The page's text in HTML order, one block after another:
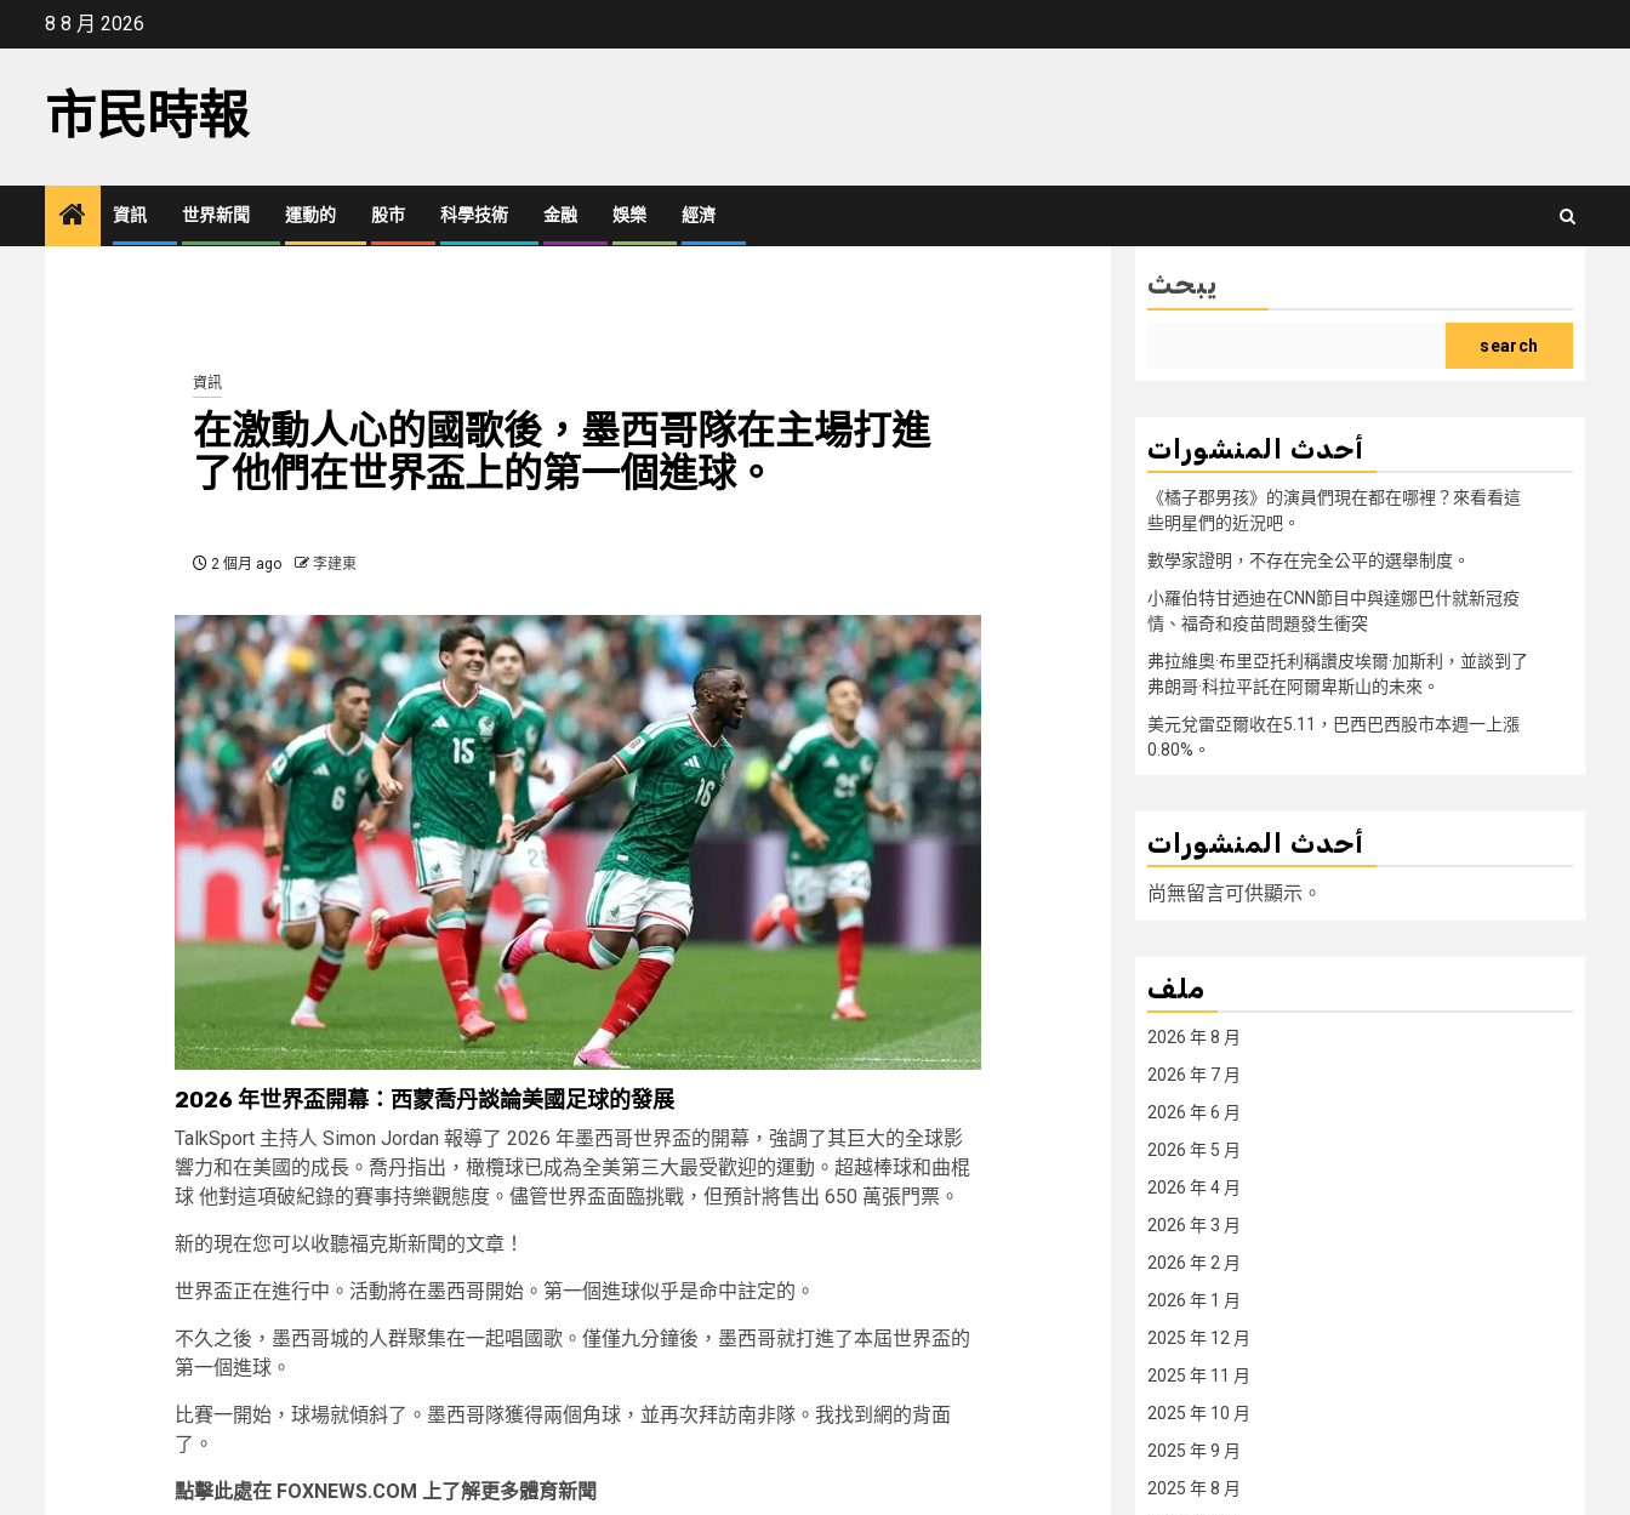
8 8 月 2026
市民時報
資訊 世界新聞 運動的 股市 科學技術 金融 娛樂 經濟
資訊
在激動人心的國歌後，墨西哥隊在主場打進
了他們在世界盃上的第一個進球。
2 個月 ago 李建東
2026 年世界盃開幕：西蒙喬丹談論美國足球的發展
TalkSport 主持人 Simon Jordan 報導了 2026 年墨西哥世界盃的開幕，強調了其巨大的全球影
響力和在美國的成長。喬丹指出，橄欖球已成為全美第三大最受歡迎的運動。超越棒球和曲棍
球 他對這項破紀錄的賽事持樂觀態度。儘管世界盃面臨挑戰，但預計將售出 650 萬張門票。
新的現在您可以收聽福克斯新聞的文章！
世界盃正在進行中。活動將在墨西哥開始。第一個進球似乎是命中註定的。
不久之後，墨西哥城的人群聚集在一起唱國歌。僅僅九分鐘後，墨西哥就打進了本屆世界盃的
第一個進球。
比賽一開始，球場就傾斜了。墨西哥隊獲得兩個角球，並再次拜訪南非隊。我找到網的背面
了。
點擊此處在 FOXNEWS.COM 上了解更多體育新聞
يبحث
search
أحدث المنشورات
《橘子郡男孩》的演員們現在都在哪裡？來看看這
些明星們的近況吧。
數學家證明，不存在完全公平的選舉制度。
小羅伯特甘迺迪在CNN節目中與達娜巴什就新冠疫
情、福奇和疫苗問題發生衝突
弗拉維奧·布里亞托利稱讚皮埃爾·加斯利，並談到了
弗朗哥·科拉平託在阿爾卑斯山的未來。
美元兌雷亞爾收在5.11，巴西巴西股市本週一上漲
0.80%。
أحدث المنشورات
尚無留言可供顯示。
ملف
2026 年 8 月
2026 年 7 月
2026 年 6 月
2026 年 5 月
2026 年 4 月
2026 年 3 月
2026 年 2 月
2026 年 1 月
2025 年 12 月
2025 年 11 月
2025 年 10 月
2025 年 9 月
2025 年 8 月